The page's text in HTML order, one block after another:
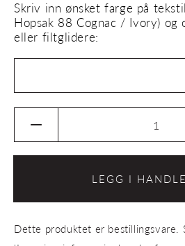
Skriv inn ønsket farge på
Hopsak 88 Cognac / Ivory) og
eller filtglidere:
antallet
for
Chair
132
LEGG I
Dette produktet er bestillingsvare.